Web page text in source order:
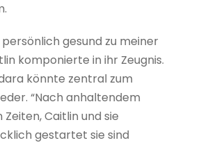
gesund zu meiner
komponierte in ihr Zeugnis.
könnte zentral zum
“Nach anhaltendem
Caitlin und sie
gestartet sie sind